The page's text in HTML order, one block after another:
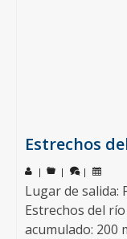
Estrechos
| | |
Lugar de salida:
Estrechos del
acumulado: 200